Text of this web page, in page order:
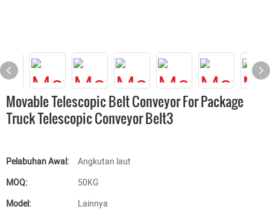
Movable Telescopic Belt Conveyor For Package
Truck Telescopic Conveyor Belt3
Pelabuhan Awal:
Angkutan laut
MOQ:
50KG
Model:
Lainnya